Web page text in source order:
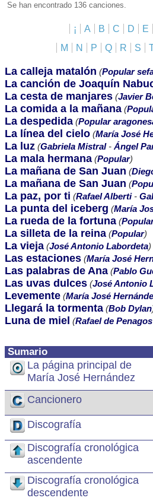
Se han encontrado 136 canciones.
¡ A B C D E
M
N P Q R S
Sumario
La página principal de
María José Hernández
Cancionero
Discografía
Discografía cronológica
ascendente
Discografía cronológica
descendente
La calleja matalón (Popular
La canción de Joaquín
La cesta de manjares (Javier
La comida a la mañana (
La despedida (Popular
La línea del cielo (María José
La luz (Gabriela Mistral- Ángel
La mala hermana (Popular)
La mañana de San Juan (
La mañana de San Juan (
La paz, por ti (Rafael Alberti-
La punta del iceberg (María
La rueda de la fortuna (
La silleta de la reina (Popular)
La vieja (José Antonio Labordeta)
Las estaciones (María José
Las palabras de Ana (Pablo
Las uvas dulces (José Antonio
Levemente (María José
Llegará la tormenta (Bob Dylan
Luna de miel (Rafael de Penagos